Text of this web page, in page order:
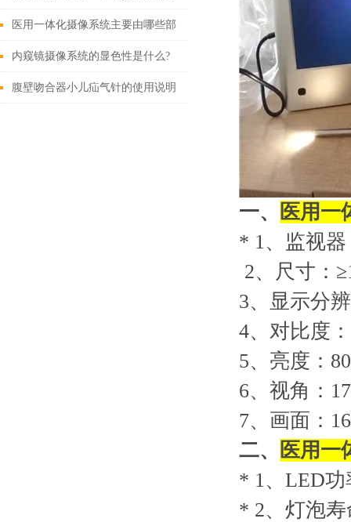
何改变现有医疗设备格局？
医用一体化摄像系统主要由哪些部
分组成？
内窥镜摄像系统的显色性是什么?
腹壁吻合器小儿疝气针的使用说明
一、
医用一
* 1、监视
2、尺寸：
3、显示分
4、对比度：
5、亮度：
6、视角：
7、画面：
二、
医用一
* 1、LED功
* 2、灯泡寿